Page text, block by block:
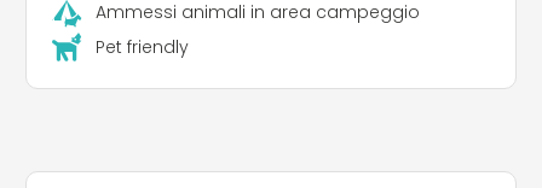
Ammessi animali in area campeggio
Pet friendly